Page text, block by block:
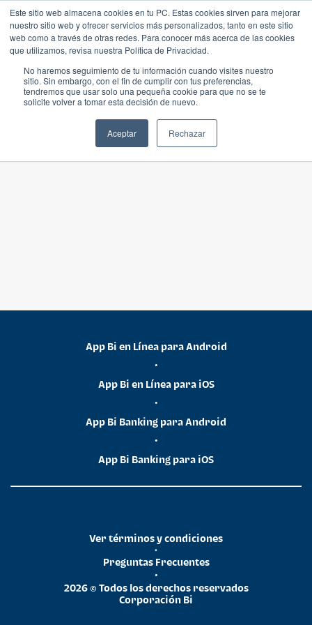
Este sitio web almacena cookies en tu PC. Estas cookies sirven para mejorar
nuestro sitio web y ofrecer servicios más personalizados, tanto en este sitio
web como a través de otras redes. Para conocer más acerca de las cookies
que utilizamos, revisa nuestra Política de Privacidad.
No haremos seguimiento de tu información cuando visites nuestro
sitio. Sin embargo, con el fin de cumplir con tus preferencias,
tendremos que usar solo una pequeña cookie para que no se te
solicite volver a tomar esta decisión de nuevo.
Aceptar Rechazar
App Bi en Línea para Android
•
App Bi en Línea para iOS
•
App Bi Banking para Android
•
App Bi Banking para iOS
2026 © Todos los derechos reservados
Corporación Bi
•
Preguntas Frecuentes
•
Ver términos y condiciones